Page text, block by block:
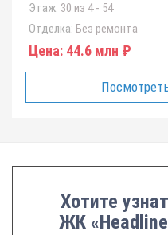
Этаж: 30 из 4 - 54
Отделка: Без ремонта
Цена: 44.6 млн ₽
Хотите
ЖК